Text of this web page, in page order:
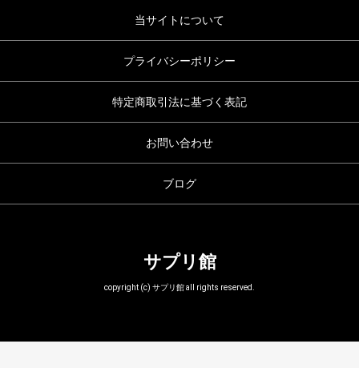
当サイトについて
プライバシーポリシー
特定商取引法に基づく表記
お問い合わせ
ブログ
サプリ館
copyright (c) サプリ館 all rights reserved.